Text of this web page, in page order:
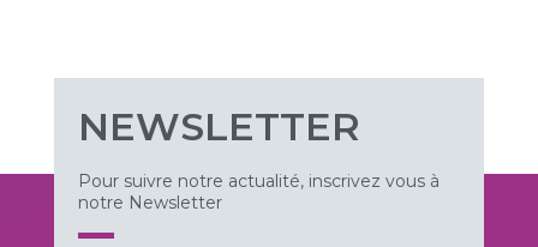
NEWSLETTER
Pour suivre notre actualité, inscrivez vous à
notre Newsletter